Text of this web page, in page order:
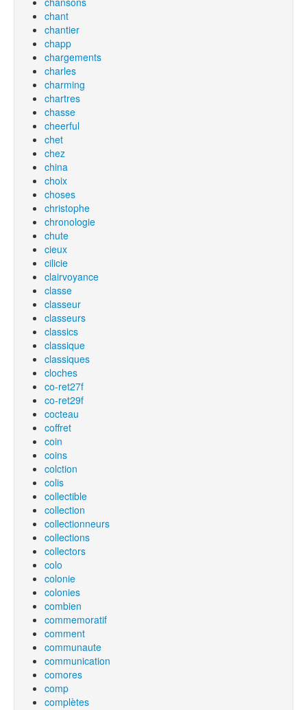
chant
chantier
chapp
chargements
charles
charming
chartres
chasse
cheerful
chet
chez
china
choix
choses
christophe
chronologie
chute
cieux
cilicie
clairvoyance
classe
classeur
classeurs
classics
classique
classiques
cloches
co-ret27f
co-ret29f
cocteau
coffret
coin
coins
colction
colis
collectible
collection
collectionneurs
collections
collectors
colo
colonie
colonies
combien
commemoratif
comment
communaute
communication
comores
comp
complètes